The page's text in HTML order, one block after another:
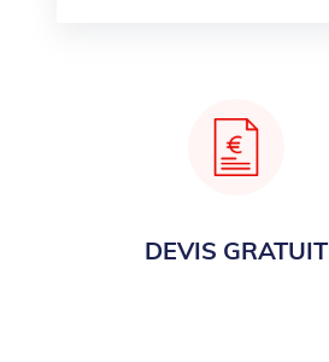
DEVIS GRATUIT